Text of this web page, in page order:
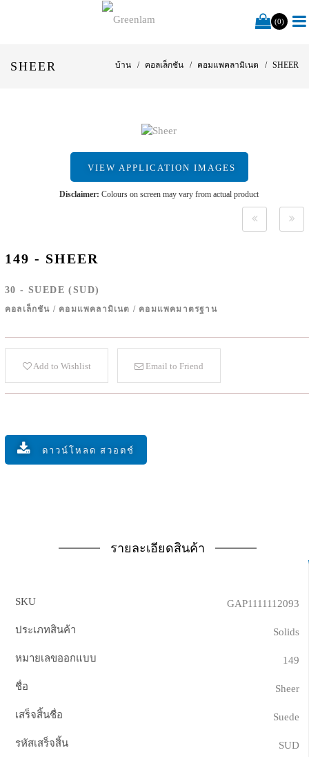
(0)
SHEER บ้าน คอลเล็กชัน คอมแพคลามิเนต SHEER
VIEW APPLICATION IMAGES
Disclaimer: Colours on screen may vary from actual product
149 - SHEER
30 - SUEDE (SUD)
คอลเล็กชัน / คอมแพคลามิเนต / คอมแพคมาตรฐาน
Add to Wishlist Email to Friend
ดาวน์โหลด สวอตช์
รายละเอียดสินค้า
SKU GAP1111112093
ประเภทสินค้า Solids
หมายเลขออกแบบ 149
ชื่อ Sheer
เสร็จสิ้นชื่อ Suede
รหัสเสร็จสิ้น SUD